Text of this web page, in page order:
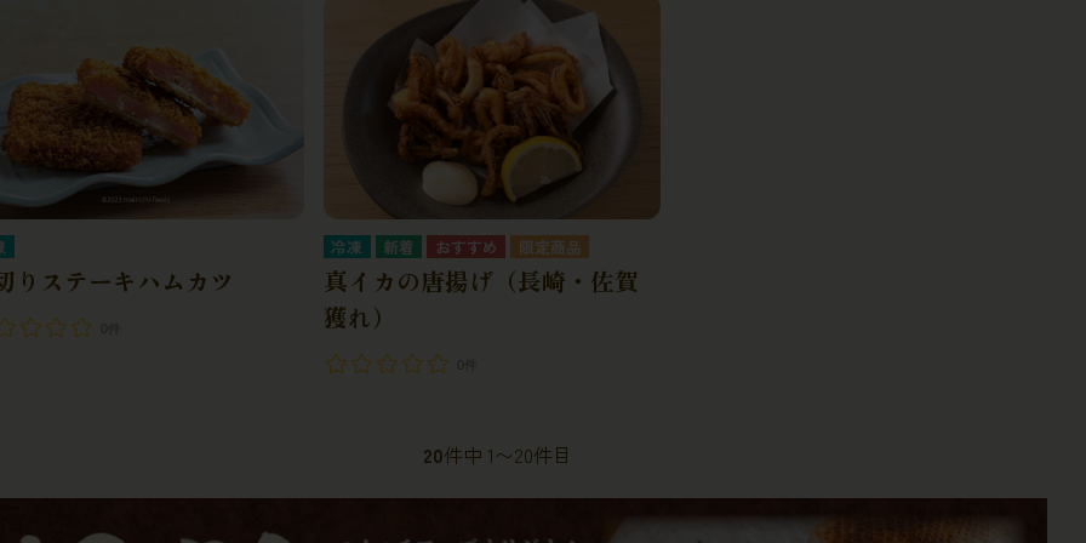
りステーキハムカツ
冷凍
真イカの唐揚げ（長崎・佐賀
獲れ）
20件中 1〜20件目